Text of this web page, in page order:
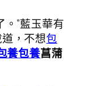
。”藍玉華有
，不想包
養包養菖蒲